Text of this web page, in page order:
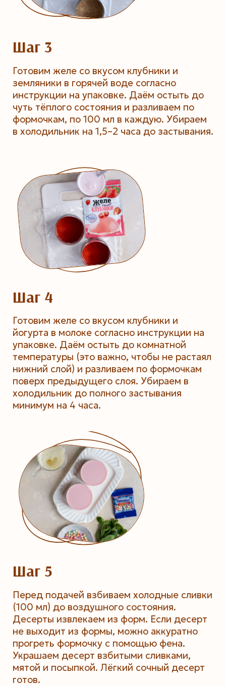
Шаг 3
Готовим желе со вкусом клубники и
земляники в горячей воде согласно
инструкции на упаковке. Даём остыть до
чуть тёплого состояния и разливаем по
формочкам, по 100 мл в каждую. Убираем
в холодильник на 1,5–2 часа до застывания.
Шаг 4
Готовим желе со вкусом клубники и
йогурта в молоке согласно инструкции на
упаковке. Даём остыть до комнатной
температуры (это важно, чтобы не растаял
нижний слой) и разливаем по формочкам
поверх предыдущего слоя. Убираем в
холодильник до полного застывания
минимум на 4 часа.
Шаг 5
Перед подачей взбиваем холодные сливки
(100 мл) до воздушного состояния.
Десерты извлекаем из форм. Если десерт
не выходит из формы, можно аккуратно
прогреть формочку с помощью фена.
Украшаем десерт взбитыми сливками,
мятой и посыпкой. Лёгкий сочный десерт
готов.